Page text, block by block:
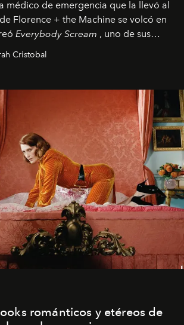
médico de emergencia que la llevó al
Florence + the Machine se volcó en
Everybody Scream , uno de sus
Cristobal
románticos y etéreos de